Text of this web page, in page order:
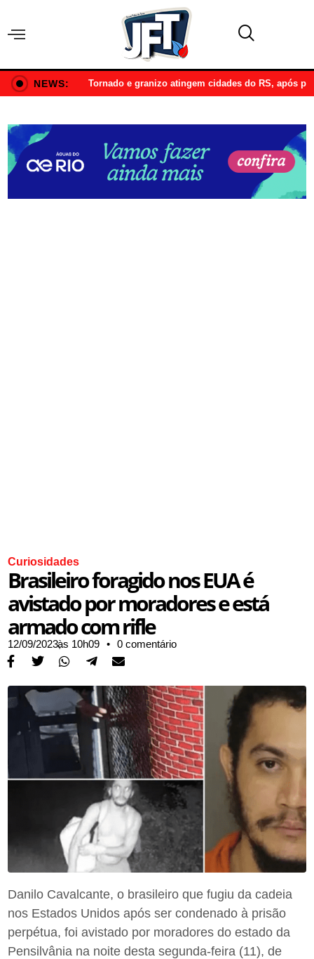
NEWS: Tornado e granizo atingem cidades do RS, após
Curiosidades
Brasileiro foragido nos EUA é
avistado por moradores e está
armado com rifle
12/09/2023,às 10h09 • 0 comentário
Danilo Cavalcante, o brasileiro que fugiu da cadeia
nos Estados Unidos após ser condenado à prisão
perpétua, foi avistado por moradores do estado da
Pensilvânia na noite desta segunda-feira (11), de